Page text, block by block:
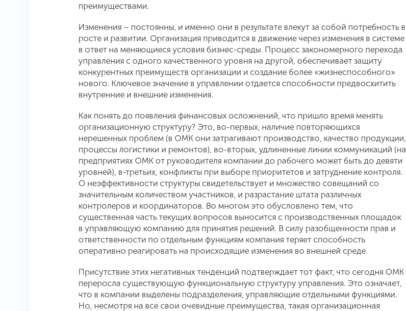
преимуществами.
Изменения – постоянны, и именно они в результате влекут за собой потребность в
росте и развитии. Организация приводится в движение через изменения в системе
в ответ на меняющиеся условия бизнес-среды. Процесс закономерного перехода
управления с одного качественного уровня на другой, обеспечивает защиту
конкурентных преимуществ организации и создание более «жизнеспособного»
нового. Ключевое значение в управлении отдается способности предвосхитить
внутренние и внешние изменения.
Как понять до появления финансовых осложнений, что пришло время менять
организационную структуру? Это, во-первых, наличие повторяющихся
нерешенных проблем (в ОМК они затрагивают производство, качество продукции,
процессы логистики и ремонтов), во-вторых, удлиненные линии коммуникаций (на
предприятиях ОМК от руководителя компании до рабочего может быть до девяти
уровней), в-третьих, конфликты при выборе приоритетов и затруднение контроля.
О неэффективности структуры свидетельствует и множество совещаний со
значительным количеством участников, и разрастание штата различных
контролеров и координаторов. Во многом это обусловлено тем, что
существенная часть текущих вопросов выносится с производственных площадок
в управляющую компанию для принятия решений. В силу разобщенности прав и
ответственности по отдельным функциям компания теряет способность
оперативно реагировать на происходящие изменения во внешней среде.
Присутствие этих негативных тенденций подтверждает тот факт, что сегодня ОМК
переросла существующую функциональную структуру управления. Это означает,
что в компании выделены подразделения, управляющие отдельными функциями.
Но, несмотря на все свои очевидные преимущества, такая организационная